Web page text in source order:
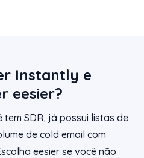
Instantly e
eesier?
SDR, já possui listas de
de cold email com
eesier se você não